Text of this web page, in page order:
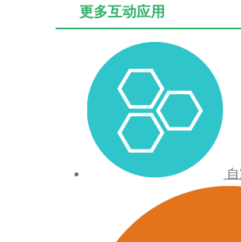
更多互动应用